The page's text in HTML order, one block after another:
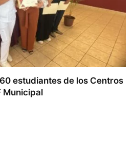
estudiantes de los Centros
Municipal